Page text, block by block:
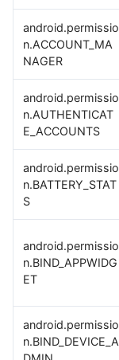
android.permissio
n.ACCOUNT_MA
NAGER
android.permissio
n.AUTHENTICAT
E_ACCOUNTS
android.permissio
n.BATTERY_STAT
S
android.permissio
n.BIND_APPWIDG
ET
android.permissio
n.BIND_DEVICE_A